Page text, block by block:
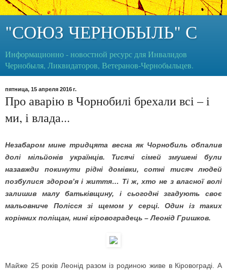
"СОЮЗ ЧЕРНОБЫЛЬ" С
Информационно - новостной ресурс для Инвалидов
Чернобыля, Ликвидаторов, Ветеранов-Чернобыльцев.
пятница, 15 апреля 2016 г.
Про аварію в Чорнобилі брехали всі – і
ми, і влада...
Незабаром мине тридцята весна як Чорнобиль обпалив
долі мільйонів українців. Тисячі сімей змушені були
назавжди покинути рідні домівки, сотні тисяч людей
позбулися здоров’я і життя… Ті ж, хто не з власної волі
залишив малу батьківщину, і сьогодні згадують своє
мальовниче Полісся зі щемом у серці. Один із таких
корінних поліщан, нині кіровоградець – Леонід Гришков.
Майже 25 років Леонід разом із родиною живе в Кіровограді. А